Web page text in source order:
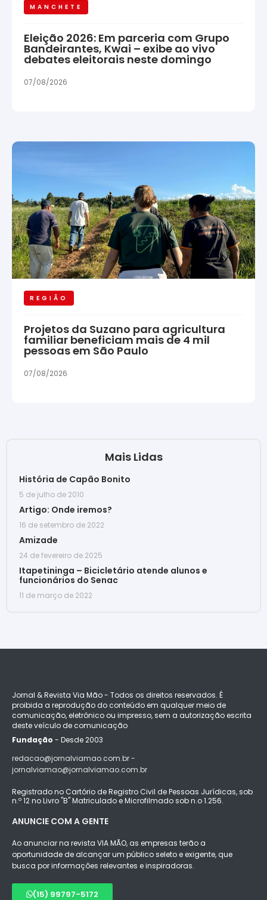
MANCHETE
Eleição 2026: Em parceria com Grupo
Bandeirantes, Kwai – exibe ao vivo
debates eleitorais neste domingo
07/08/2026
REGIÃO
Projetos da Suzano para agricultura
familiar beneficiam mais de 4 mil
pessoas em São Paulo
07/08/2026
Mais Lidas
História de Capão Bonito
5 de julho de 2010
Artigo: Onde iremos?
16 de setembro de 2022
Amizade
24 de fevereiro de 2025
Itapetininga – Bicicletário atende alunos e
funcionários do Senac
11 de março de 2022
Jornal & Revista Via Mão - Todos os direitos reservados. É
proibida a reprodução do conteúdo em qualquer meio de
comunicação, eletrônico ou impresso, sem a autorização escrita
deste veículo de comunicação
Fundação - Desde 2003
redacao@jornalviamao.com.br -
jornalviamao@jornalviamao.com.br
Registrado no Cartório de Registro Civil de Pessoas Jurídicas, sob
n.º 12 no Livro "B" Matriculado e Microfilmado sob n.o 1.256.
ANUNCIE COM A GENTE
Ao anunciar na revista VIA MÃO, as empresas terão a
oportunidade de alcançar um público seleto e exigente, que
busca por informações relevantes e inspiradoras.
(15) 99797-5172